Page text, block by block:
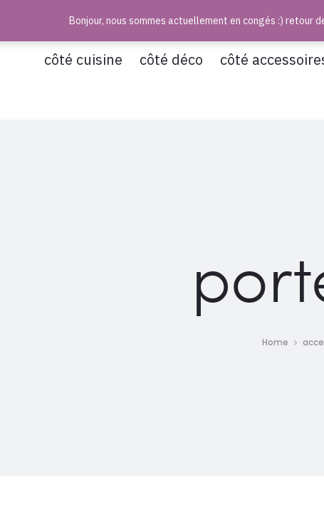
côté cuisine côté déco côté
Home
Bonjour, nous sommes actuellement en congés :) retour